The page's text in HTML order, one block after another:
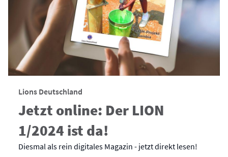
Lions Deutschland
Jetzt online: Der LION
1/2024 ist da!
Diesmal als rein digitales Magazin - jetzt direkt lesen!